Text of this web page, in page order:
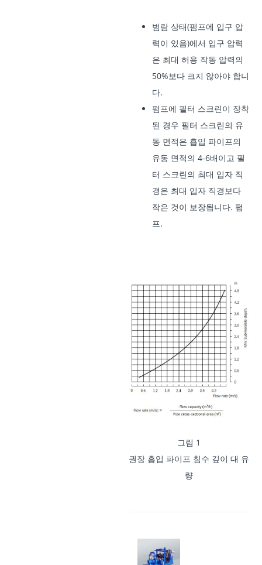
범람 상태(펌프에 입구 압
력이 있음)에서 입구 압력
은 최대 허용 작동 압력의
50%보다 크지 않아야 합니
다.
펌프에 필터 스크린이 장착
된 경우 필터 스크린의 유
동 면적은 흡입 파이프의
유동 면적의 4-6배이고 필
터 스크린의 최대 입자 직
경은 최대 입자 직경보다
작은 것이 보장됩니다. 펌
프.
그림 1
권장 흡입 파이프 침수 깊이 대 유
량